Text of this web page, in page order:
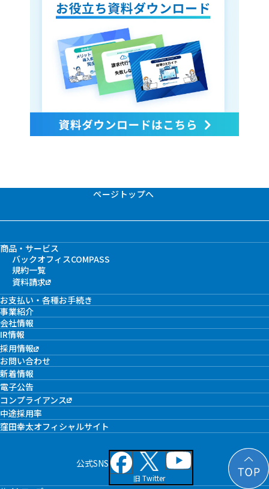
ページトップへ
商品・サービス
バックオフィスCOMPASS
規約一覧
資料請求
お支払い・各種お手続き
事業紹介
会社情報
IR情報
採用情報
お問い合わせ
新着情報
電子公告
コンプライアンス
中途採用率
窪田幸太オフィシャルサイト
公式SNS
旧 Twitter